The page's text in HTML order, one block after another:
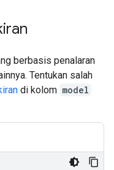
berbasis penalaran
Tentukan salah
di kolom model